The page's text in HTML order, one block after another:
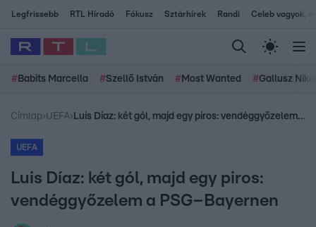
Legfrissebb RTL Híradó Fókusz Sztárhírek Randi Celeb vagyok,
# Babits Marcella #Szellő István # Most Wanted #Gallusz
Címlap›UEFA› Luis Díaz: két gól, majd egy piros: vendéggyőzelem a PSG–Bayernen
UEFA
Luis Díaz: két gól, majd egy piros:
vendéggyőzelem a PSG–Bayernen